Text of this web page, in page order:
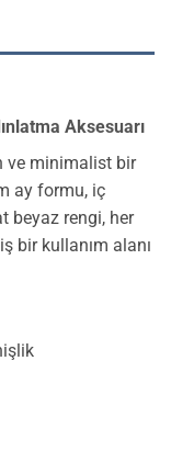
Aksesuarı
ve minimalist bir
ay formu, iç
beyaz rengi, her
bir kullanım alanı